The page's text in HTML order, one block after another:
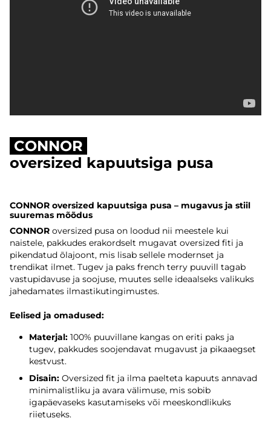
CONNOR
oversized kapuutsiga pusa
CONNOR oversized kapuutsiga pusa – mugavus ja stiil
suuremas mõõdus
CONNOR oversized pusa on loodud nii meestele kui
naistele, pakkudes erakordselt mugavat oversized fiti ja
pikendatud õlajoont, mis lisab sellele modernset ja
trendikat ilmet. Tugev ja paks french terry puuvill tagab
vastupidavuse ja soojuse, muutes selle ideaalseks valikuks
jahedamates ilmastikutingimustes.
Eelised ja omadused:
Materjal: 100% puuvillane kangas on eriti paks ja
tugev, pakkudes soojendavat mugavust ja pikaaegset
kestvust.
Disain: Oversized fit ja ilma paelteta kapuuts annavad
minimalistliku ja avara välimuse, mis sobib
igapäevaseks kasutamiseks või meeskondlikuks
riietuseks.